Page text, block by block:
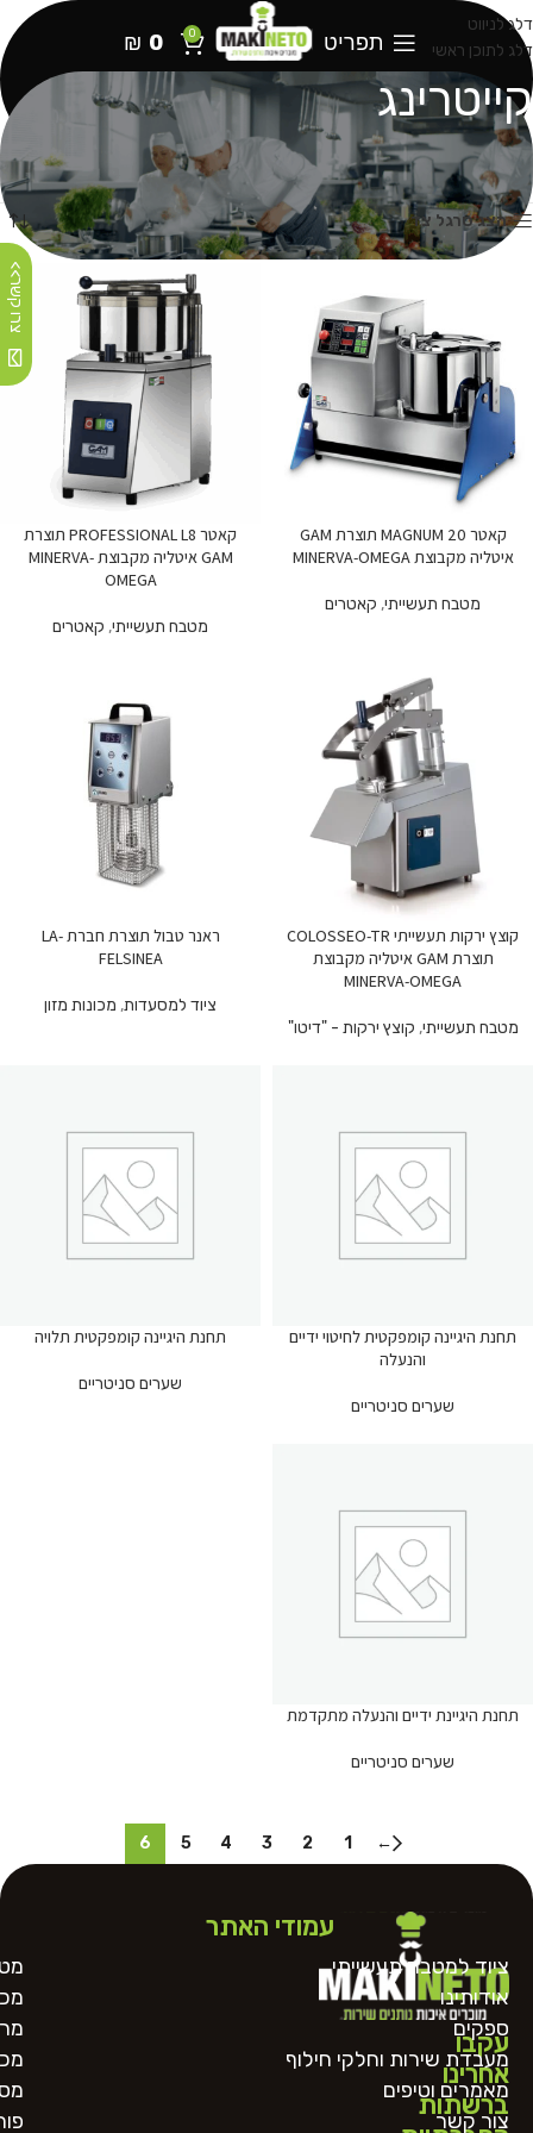
דלג לניווט
דלג לתוכן ראשי
תפריט 0
₪ 0
קייטרינג
עמוד הבית מוצרים המתויגים “קייטרינג” מציג 61–67 מתוך 67 תוצאות
הצג סרגל צד
קאטר MAGNUM 20 תוצרת GAM
איטליה מקבוצת MINERVA-OMEGA
מטבח תעשייתי, קאטרים
קאטר PROFESSIONAL L8 תוצרת
GAM איטליה מקבוצת MINERVA-
OMEGA
מטבח תעשייתי, קאטרים
קוצץ ירקות תעשייתי COLOSSEO-TR
תוצרת GAM איטליה מקבוצת
MINERVA-OMEGA
מטבח תעשייתי, קוצץ ירקות - "דיטו"
ראנר טבול תוצרת חברת LA-
FELSINEA
ציוד למסעדות, מכונות מזון
תחנת היגיינה קומפקטית לחיטוי ידיים
והנעלה
שערים סניטריים
תחנת היגיינה קומפקטית תלויה
שערים סניטריים
תחנת היגיינת ידיים והנעלה מתקדמת
שערים סניטריים
←
1
2
3
4
5
6
עקבו
אחרינו
ברשתות
עמודי האתר
ציוד למטבח תעשייתי
אודותינו
ספקים
מעבדת שירות וחלקי חילוף
מאמרים וטיפים
צור קשר
צרו קשר>>